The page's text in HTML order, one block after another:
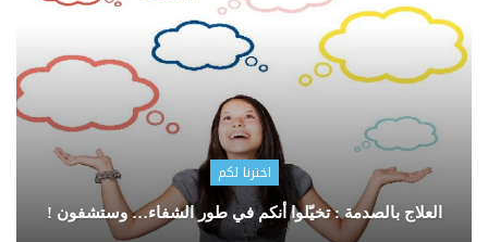
اخترنا لكم
العلاج بالصدمة : تخيّلوا أنكم في طور الشفاء… وستشفون !